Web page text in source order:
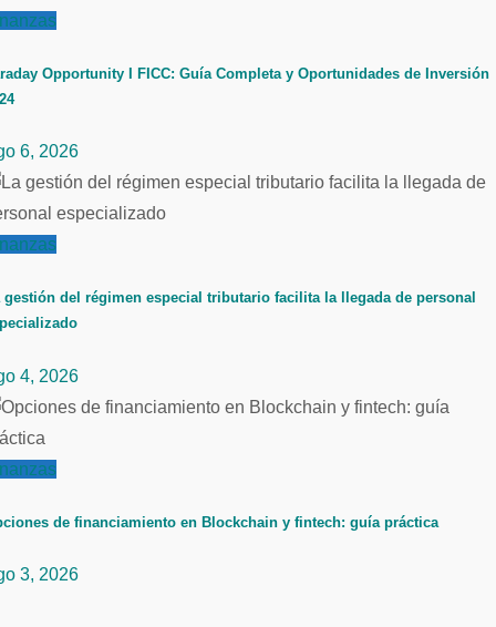
Opportunity I FICC: Guía Completa y Oportunidades de Inversión
6, 2026
gestión del régimen especial tributario facilita la llegada de personal
4, 2026
de financiamiento en Blockchain y fintech: guía práctica
3, 2026